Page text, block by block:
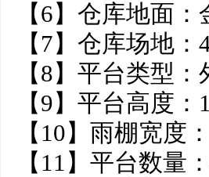
【6】仓库地面
【7】仓库场地
【8】平台类型
【9】平台高度：
【10】雨棚宽度
【11】平台数量